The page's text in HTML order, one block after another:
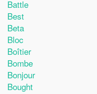
Battle
Best
Beta
Bloc
Boîtier
Bombe
Bonjour
Bought